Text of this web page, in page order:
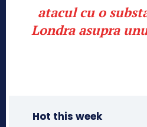
atacul cu o
Londra asupra
Hot this week